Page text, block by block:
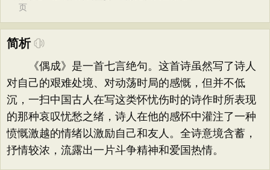
页
简析
《偶成》是一首七言绝句。这首诗虽然写了诗人
对自己的艰难处境、对动荡时局的感慨，但并不低
沉，一扫中国古人在写这类怀忧伤时的诗作时所表现
的那种哀叹忧愁之绪，诗人在他的感怀中灌注了一种
愤慨激越的情绪以激励自己和友人。全诗意境含蓄，
抒情较浓，流露出一片斗争精神和爱国热情。